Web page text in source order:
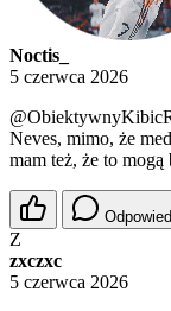
Noctis_
5 czerwca 2026
Neves, mimo, że
mam też, że to
Z
zxczxc
5 czerwca 2026